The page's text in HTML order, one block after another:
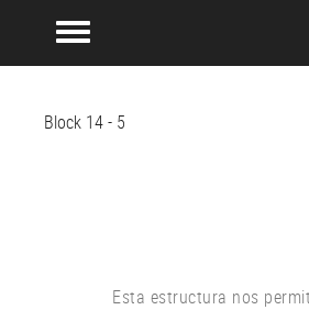
Block 14 - 5
Esta estructura nos